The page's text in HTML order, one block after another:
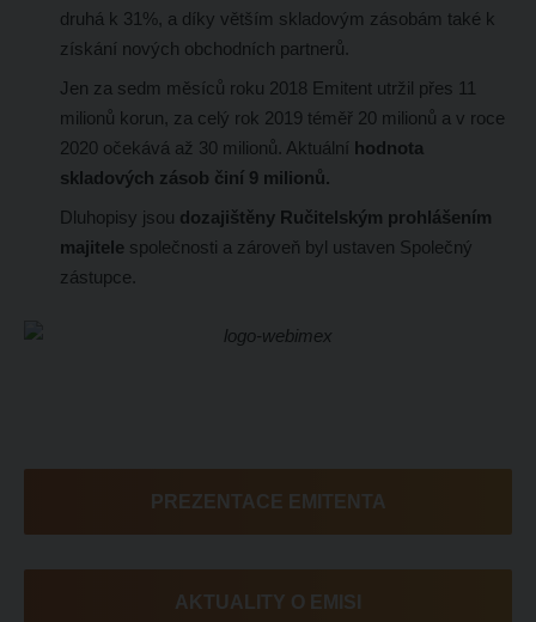
druhá k 31%, a díky větším skladovým zásobám také k
získání nových obchodních partnerů.
Jen za sedm měsíců roku 2018 Emitent utržil přes 11
milionů korun, za celý rok 2019 téměř 20 milionů a v roce
2020 očekává až 30 milionů. Aktuální hodnota
skladových zásob činí 9 milionů.
Dluhopisy jsou dozajištěny Ručitelským prohlášením
majitele společnosti a zároveň byl ustaven Společný
zástupce.
PREZENTACE EMITENTA
AKTUALITY O EMISI